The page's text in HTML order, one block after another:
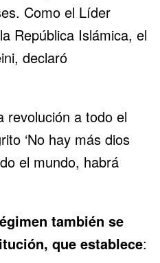
Como el Líder
República Islámica, el
declaró
revolución a todo el
‘No hay más dios
el mundo, habrá
también se
que establece: